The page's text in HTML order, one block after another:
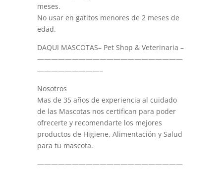
meses.
No usar en gatitos menores de 2 meses de
edad.
DAQUI MASCOTAS– Pet Shop & Veterinaria –
—————————————————————
—————————–
Nosotros
Mas de 35 años de experiencia al cuidado
de las Mascotas nos certifican para poder
ofrecerte y recomendarte los mejores
productos de Higiene, Alimentación y Salud
para tu mascota.
—————————————————————